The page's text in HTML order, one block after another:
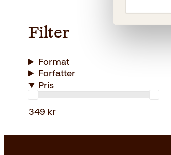
Filter
Format
Forfatter
Pris
349 kr